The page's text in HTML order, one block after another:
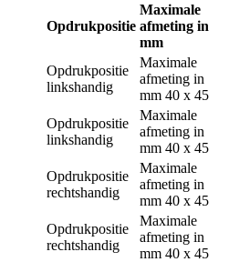
Opdrukpositie
Maximale
afmeting in
mm
Opdrukpositie
linkshandig
Maximale
afmeting in
mm 40 x 45
Opdrukpositie
linkshandig
Maximale
afmeting in
mm 40 x 45
Opdrukpositie
rechtshandig
Maximale
afmeting in
mm 40 x 45
Opdrukpositie
rechtshandig
Maximale
afmeting in
mm 40 x 45